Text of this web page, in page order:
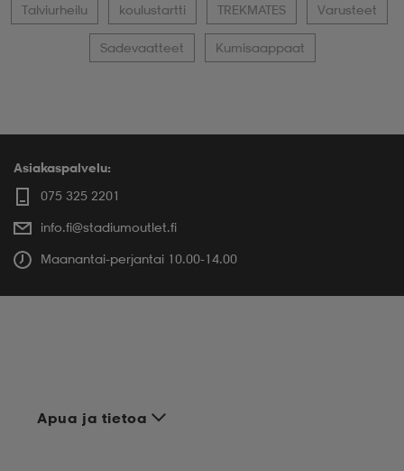
Talviurheilu koulustartti TREKMATES Varusteet
Sadevaatteet Kumisaappaat
Asiakaspalvelu:
075 325 2201
info.fi@stadiumoutlet.fi
Maanantai-perjantai 10.00-14.00
Apua ja tietoa